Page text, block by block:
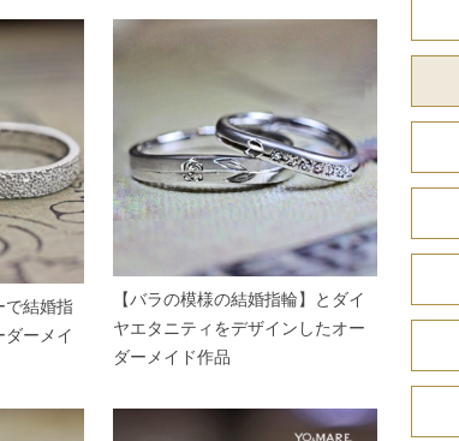
で結婚指
ダーメイ
【バラの模様の結婚指輪】とダイ
ヤエタニティをデザインしたオー
ダーメイド作品